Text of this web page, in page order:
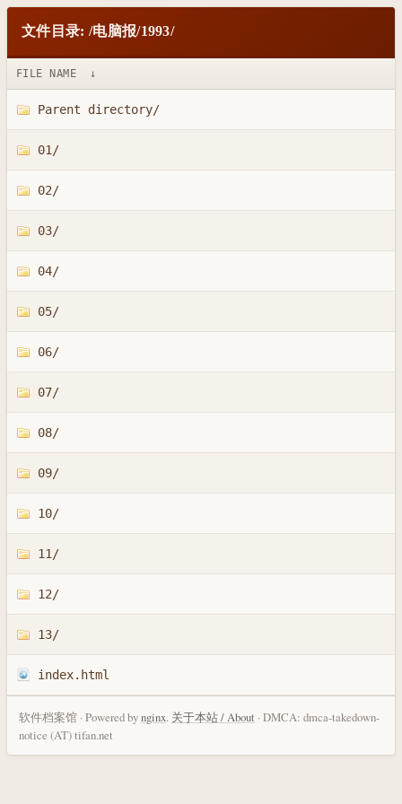
文件目录: /电脑报/1993/
FILE NAME ↓
Parent directory/
01/
02/
03/
04/
05/
06/
07/
08/
09/
10/
11/
12/
13/
index.html
软件档案馆 · Powered bynginx. 关于本站 / About · DMCA: dmca-takedown-
notice (AT) tifan.net